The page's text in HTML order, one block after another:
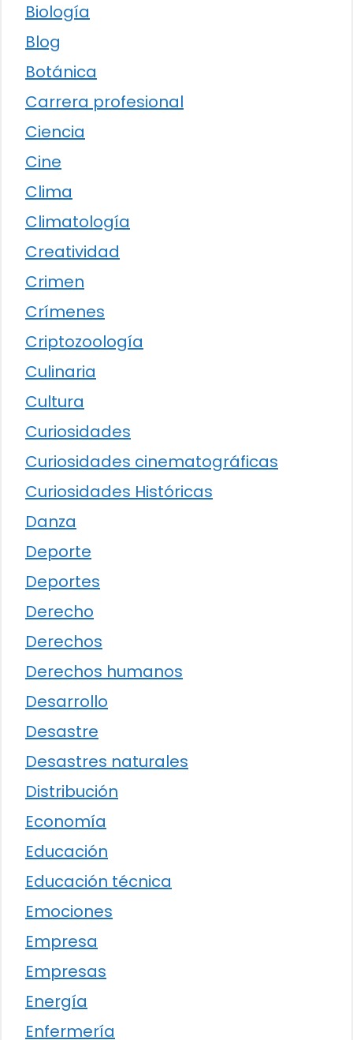
Biología
Blog
Botánica
Carrera profesional
Ciencia
Cine
Clima
Climatología
Creatividad
Crimen
Crímenes
Criptozoología
Culinaria
Cultura
Curiosidades
Curiosidades cinematográficas
Curiosidades Históricas
Danza
Deporte
Deportes
Derecho
Derechos
Derechos humanos
Desarrollo
Desastre
Desastres naturales
Distribución
Economía
Educación
Educación técnica
Emociones
Empresa
Empresas
Energía
Enfermería